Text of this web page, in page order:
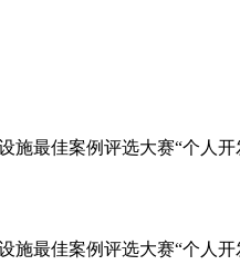
最佳案例评选大赛“个人开
最佳案例评选大赛“个人开